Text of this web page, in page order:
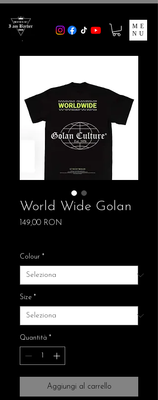
ME
NU
World Wide Golan
149,00 RON
Colour *
Size *
Quantità *
Aggiungi al carrello